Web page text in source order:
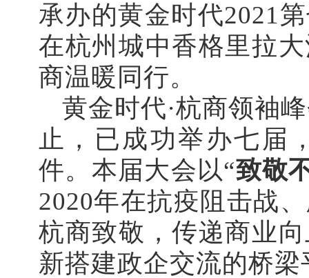
承办的黄金时代2021
在杭州城中香格里拉
商温暖同行。
黄金时代·杭商领袖
止，已成功举办七届
件。 本届大会以“致敬
2020年在抗疫阻击战
杭商致敬，传递商业
新搭建政企交流的桥梁